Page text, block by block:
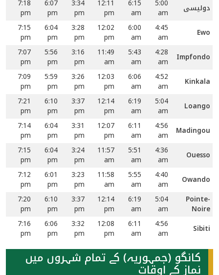
دولیسی
5:00
am
6:15
am
12:11
pm
3:34
pm
6:07
pm
7:18
pm
Ewo
4:45
am
6:00
am
12:02
pm
3:28
pm
6:04
pm
7:15
pm
Impfondo
4:28
am
5:43
am
11:49
am
3:16
pm
5:56
pm
7:07
pm
Kinkala
4:52
am
6:06
am
12:03
pm
3:26
pm
5:59
pm
7:09
pm
Loango
5:04
am
6:19
am
12:14
pm
3:37
pm
6:10
pm
7:21
pm
Madingou
4:56
am
6:11
am
12:07
pm
3:31
pm
6:04
pm
7:14
pm
Ouesso
4:36
am
5:51
am
11:57
am
3:24
pm
6:04
pm
7:15
pm
Owando
4:40
am
5:55
am
11:58
am
3:23
pm
6:01
pm
7:12
pm
Pointe-
Noire
5:04
am
6:19
am
12:14
pm
3:37
pm
6:10
pm
7:20
pm
Sibiti
4:56
am
6:11
am
12:08
pm
3:32
pm
6:06
pm
7:16
pm
کانگو (جمہوریہ) کے تمام شہروں میں
نماز کے اوقات